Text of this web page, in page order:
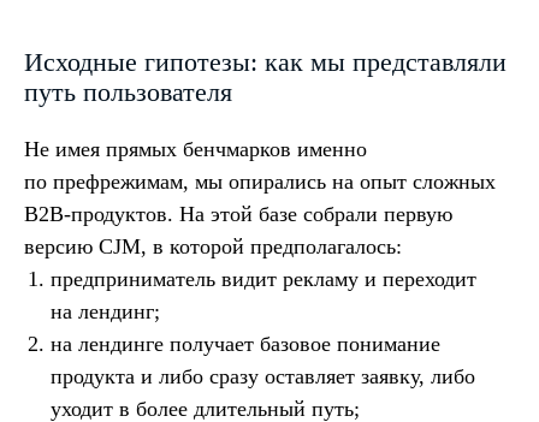
Исходные гипотезы: как мы представляли
путь пользователя
Не имея прямых бенчмарков именно
по префрежимам, мы опирались на опыт сложных
B2B-продуктов. На этой базе собрали первую
версию CJM, в которой предполагалось:
предприниматель видит рекламу и переходит
на лендинг;
на лендинге получает базовое понимание
продукта и либо сразу оставляет заявку, либо
уходит в более длительный путь;